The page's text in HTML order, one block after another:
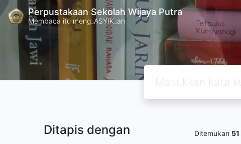
Perpustakaan Sekolah Wijaya Putra
Membaca itu meng_ASYIK_an
Ditapis dengan Ditemukan 51